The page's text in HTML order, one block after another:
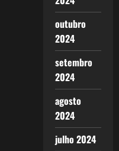
outubro
2024
setembro
2024
agosto
2024
julho 2024